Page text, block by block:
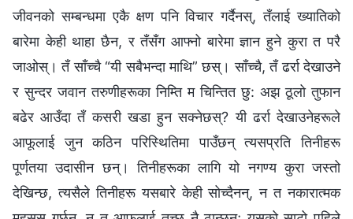
जीवनको सम्बन्धमा एकै क्षण पनि विचार गर्दैनस्, तँलाई ख्यातिको
बारेमा केही थाहा छैन, र तँसँग आफ्नो बारेमा ज्ञान हुने कुरा त परै
जाओस्। तँ साँच्‍चै “यी सबैभन्दा माथि” छस्। साँच्चै, तँ ढर्रा देखाउने
र सुन्दर जवान तरुणीहरूका निम्ति म चिन्तित छु: अझ ठूलो तुफान
बढेर आउँदा तँ कसरी खडा हुन सक्नेछस्? यी ढर्रा देखाउनेहरूले
आफूलाई जुन कठिन परिस्थितिमा पाउँछन् त्यसप्रति तिनीहरू
पूर्णतया उदासीन छन्। तिनीहरूका लागि यो नगण्य कुरा जस्तो
देखिन्छ, त्यसैले तिनीहरू यसबारे केही सोच्दैनन्, न त नकारात्मक